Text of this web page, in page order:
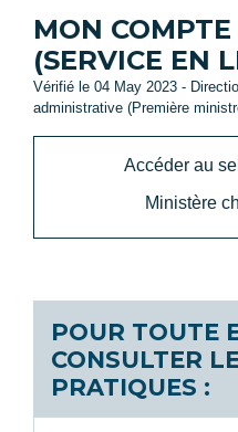
MON
(SERVICE EN
Vérifié le 04 May 2023 -
administrative (Première
Accéder au
Ministère
POUR TOUTE
CONSULTER
PRATIQUES :